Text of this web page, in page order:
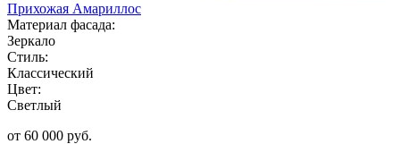
Прихожая Амариллос
Материал фасада:
Зеркало
Стиль:
Классический
Цвет:
Светлый
от 60 000 руб.